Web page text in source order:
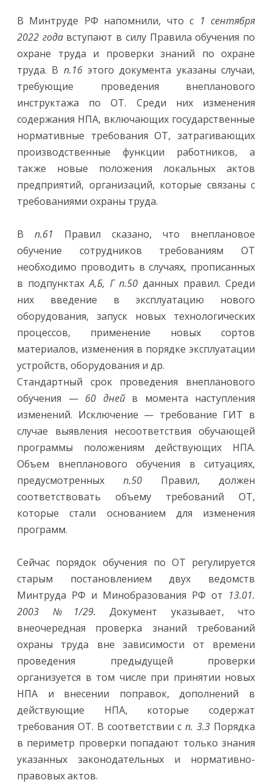
В Минтруде РФ напомнили, что с 1 сентября
2022 годавступают в силу Правила обучения по
охране труда и проверки знаний по охране
труда. В п.16этого документа указаны случаи,
требующие проведения внепланового
инструктажа по ОТ. Среди них изменения
содержания НПА, включающих государственные
нормативные требования ОТ, затрагивающих
производственные функции работников, а
также новые положения локальных актов
предприятий, организаций, которые связаны с
требованиями охраны труда.
В п.61 Правил сказано, что внеплановое
обучение сотрудников требованиям ОТ
необходимо проводить в случаях, прописанных
в подпунктахА,Б, Г п.50 данных правил. Среди
них введение в эксплуатацию нового
оборудования, запуск новых технологических
процессов, применение новых сортов
материалов, изменения в порядке эксплуатации
устройств, оборудования и др.
Стандартный срок проведения внепланового
обучения — 60 днейв момента наступления
изменений. Исключение — требование ГИТ в
случае выявления несоответствия обучающей
программы положениям действующих НПА.
Объем внепланового обучения в ситуациях,
предусмотренных п.50 Правил, должен
соответствовать объему требований ОТ,
которые стали основанием для изменения
программ.
Сейчас порядок обучения по ОТ регулируется
старым постановлением двух ведомств
Минтруда РФ и Минобразования РФ от 13.01.
2003 №1/29. Документ указывает, что
внеочередная проверка знаний требований
охраны труда вне зависимости от времени
проведения предыдущей проверки
организуется в том числе при принятии новых
НПА и внесении поправок, дополнений в
действующие НПА, которые содержат
требования ОТ. В соответствии сп. 3.3 Порядка
в периметр проверки попадают только знания
указанных законодательных и нормативно-
правовых актов.